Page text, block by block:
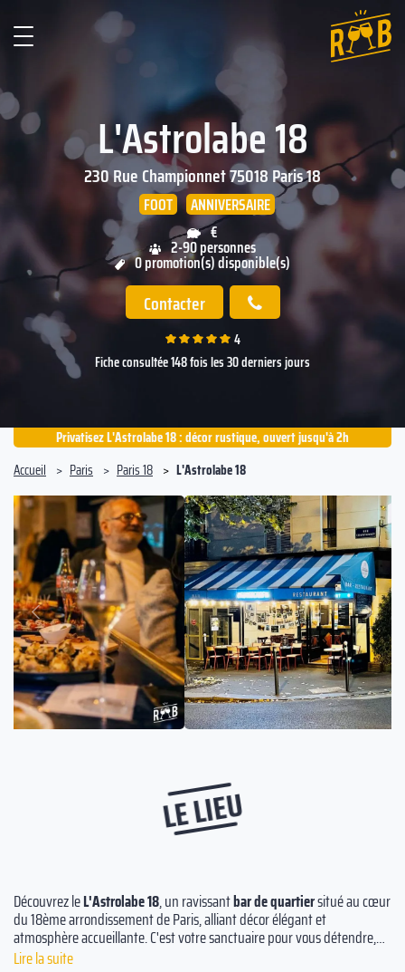
L'Astrolabe 18
230 Rue Championnet75018Paris 18
FOOT
ANNIVERSAIRE
€
2-90 personnes
0 promotion(s) disponible(s)
Contacter
4
Fiche consultée 148 fois les 30 derniers jours
Privatisez L'Astrolabe 18 : décor rustique, ouvert jusqu'à 2h
Accueil
Paris Paris 18 L'Astrolabe 18
Précédent
Suivant
LE LIEU
Découvrez leL'Astrolabe 18, un ravissantbar de quartiersitué au cœur
du 18ème arrondissement de Paris, alliant décor élégant et
atmosphère accueillante. C'est votre sanctuaire pour vous détendre,
vous amuser et réunir jusqu'à 80 de vos amis pour une soirée
Lire la suite